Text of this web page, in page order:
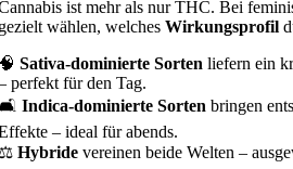
ist mehr als nur THC. Bei
wählen, welches Wirkungsprofil
Sativa-dominierte Sorten liefern ein
perfekt für den Tag.
Indica-dominierte Sorten bringen
– ideal für abends.
Hybride vereinen beide Welten –